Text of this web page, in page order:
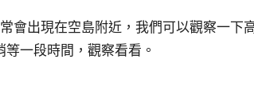
會出現在空島附近，我們可以觀察一
一段時間，觀察看看。